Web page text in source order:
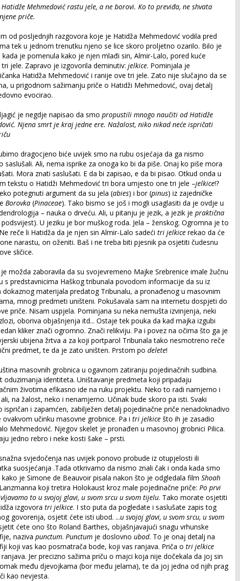
Hatidže Mehmedović rastu jele, a ne borovi. Ko to previđa, ne shvata
priče.
od posljednjih razgovora koje je Hatidža Mehmedović vodila pred
tek u jednom trenutku njeno se lice skoro proljetno ozarilo. Bilo je
je pomenula kako je njen mlađi sin, Almir-Lalo, pored kuće
tri jele. Zapravo je izgovorila deminutiv: jelkice. Pominjala je
Hatidža Mehmedović i ranije ove tri jele. Zato nije slučajno da se
u prigodnom sažimanju priče o Hatidži Mehmedović, ovaj detalj
evocirao.
je negdje napisao da smo propustili mnogo naučiti od Hatidže
Njena smrt je kraj jedne ere. Nažalost, niko nikad neće ispričati
dragocjeno biće uvijek smo na rubu osjećaja da ga nismo
saslušali. Ali, nema isprike za onoga ko bi da piše. Onaj ko piše mora
Mora znati saslušati. E da bi zapisao, e da bi pisao. Otkud onda u
tekstu o Hatidži Mehmedović tri bora umjesto one tri jele –jelkice!?
potegnuti argument da su jela (abies) i bor (pinus) iz zajedničke
Borovka (Pinaceae). Tako bismo se još i mogli usaglasiti da je ovdje u
– nauka o drveću. Ali, u pitanju je jezik, a jezik je praktična
podsvijest). U jeziku je bor muškog roda. Jela – ženskog. Ogromna je to
reče li Hatidža da je njen sin Almir-Lalo sadeći tri jelkice rekao da će
narastu, on oženiti. Baš i ne treba biti pjesnik pa osjetiti čudesnu
sličice.
je možda zaboravila da su svojevremeno Majke Srebrenice imale žučnu
s predstavnicima Haškog tribunala povodom informacije da su iz
dokaznog materijala predatog Tribunalu, a pronađenog u masovnim
mnogi predmeti uništeni. Pokušavala sam na internetu dospjeti do
priče. Nisam uspjela. Pominjana su neka nemušta izvinjenja, neki
oboriva objašnjenja itd... Ostaje tek pouka da kad majka izgubi
kliker znači ogromno. Znači relikviju. Pa i povez na očima što ga je
ubijena žrtva a za koji portparol Tribunala tako nesmotreno reče
predmet, te da je zato uništen. Prstom po delete!
masovnih grobnica u ogavnom zatiranju pojedinačnih sudbina.
oduzimanja identiteta. Uništavanje predmeta koji pripadaju
životima efikasno ide na ruku projektu. Neko to radi namjerno i
na žalost, neko i nenamjerno. Učinak bude skoro pa isti. Svaki
ispričan i zapamćen, zabilježen detalj pojedinačne priče nenadoknadivo
ovakvom učinku masovne grobnice. Pa i tri jelkice što ih je zasadio
Mehmedović. Njegov skelet je pronađen u masovnoj grobnici Pilica.
jedno rebro i neke kosti šake – prsti.
svjedočenja nas uvijek ponovo probude iz otupjelosti ili
suosjećanja .Tada otkrivamo da nismo znali čak i onda kada smo
kako je Simone de Beauvoir pisala nakon što je odgledala film Shoah
koji tretira Holokaust kroz male pojedinačne priče: Po prvi
to u svojoj glavi, u svom srcu u svom tijelu. Tako morate osjetiti
izgovora tri jelkice. I sto puta da pogledate i saslušate zapis tog
govorenja, osjetit ćete isti ubod. ...u svojoj glavi, u svom srcu, u svom
ćete ono što Roland Barthes, objašnjavajući snagu vrhunske
naziva punctum. Punctum je doslovno ubod. To je onaj detalj na
koji vas kao posmatrača bode, koji vas ranjava. Priča o tri jelkice
Jer precizno sažima priču o majci koja nije dočekala da joj sin
među djevojkama (bor među jelama), te da joj jedna od njih prag
kao nevjesta.